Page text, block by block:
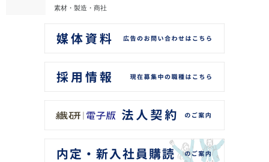
素材・製造・商社